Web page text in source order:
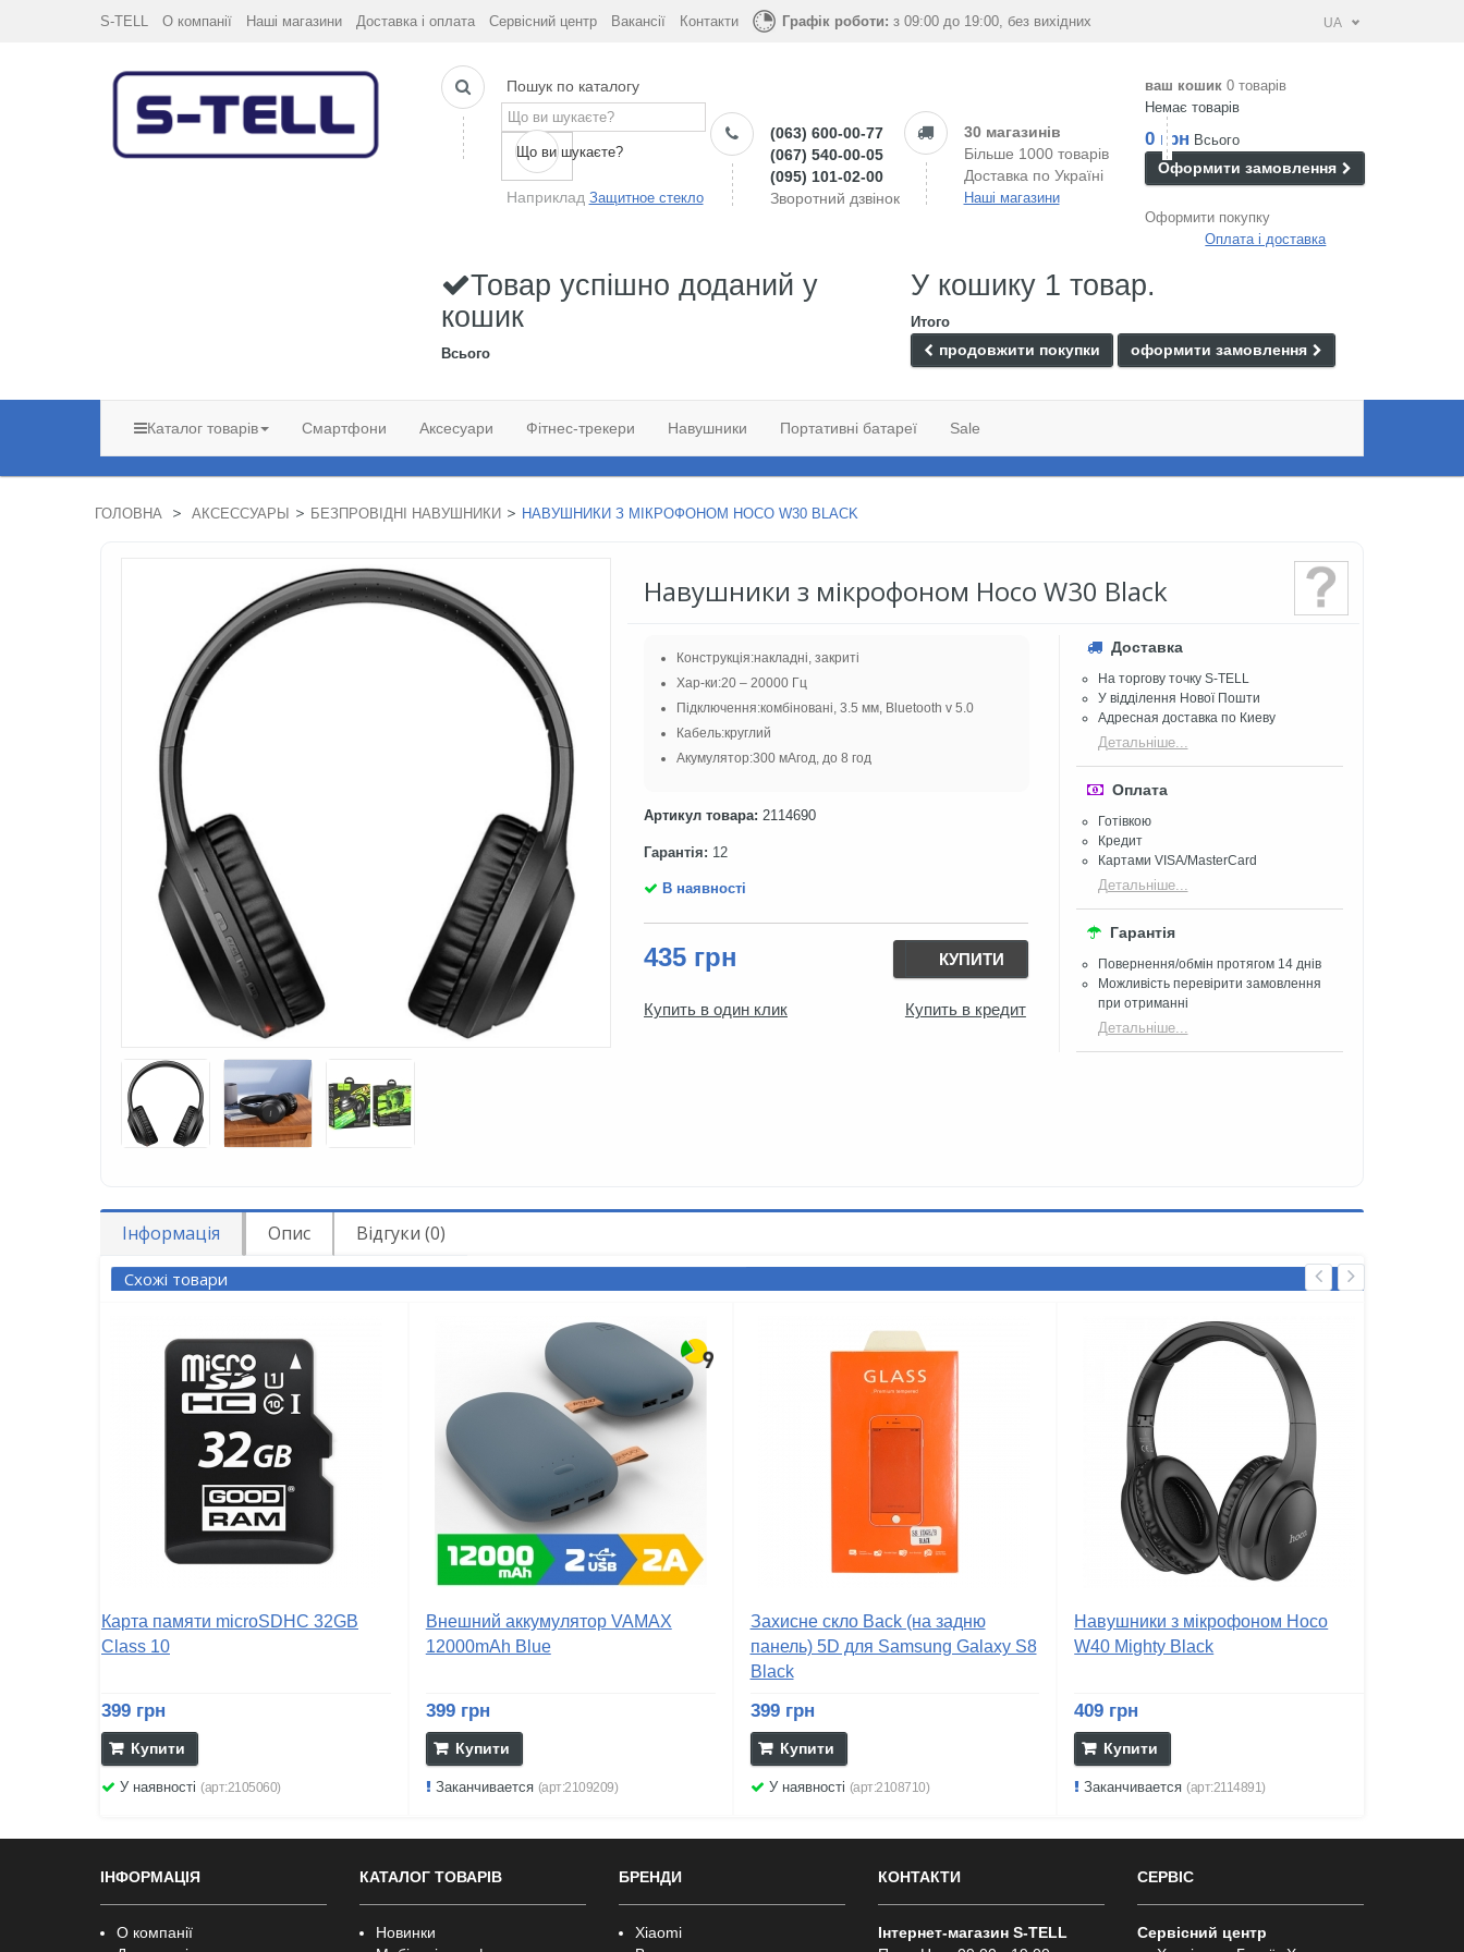
S-TELL О компанії Наші магазини Доставка і оплата Сервісний центр Вакансії Контакти Графік роботи: з 09:00 до 19:00, без вихідних UA
Пошук по каталогу
Що ви шукаєте?
Наприклад Защитное стекло
(063) 600-00-77
(067) 540-00-05
(095) 101-02-00
Зворотний дзвінок
30 магазинів
Більше 1000 товарів
Доставка по Україні
Наші магазини
ваш кошик 0 товарів
Немає товарів
0 грн Всього
Оформити замовлення
Оформити покупку
Оплата і доставка
Товар успішно доданий у
кошик
Всього
У кошику 1 товар.
Итого
продовжити покупки оформити замовлення
Каталог товарів Смартфони Аксесуари Фітнес-трекери Навушники Портативні батареї Sale
ГОЛОВНА > АКСЕССУАРЫ > БЕЗПРОВІДНІ НАВУШНИКИ > НАВУШНИКИ З МІКРОФОНОМ HOCO W30 BLACK
Навушники з мікрофоном Hoco W30 Black
Конструкція:накладні, закриті
Хар-ки:20 – 20000 Гц
Підключення:комбіновані, 3.5 мм, Bluetooth v 5.0
Кабель:круглий
Акумулятор:300 мАгод, до 8 год
Артикул товара: 2114690
Гарантія: 12
В наявності
435 грн КУПИТИ
Купить в один клик Купить в кредит
Доставка
На торгову точку S-TELL
У відділення Нової Пошти
Адресная доставка по Киеву
Детальніше...
Оплата
Готівкою
Кредит
Картами VISA/MasterCard
Детальніше...
Гарантія
Повернення/обмін протягом 14 днів
Можливість перевірити замовлення
при отриманні
Детальніше...
Інформація Опис Відгуки (0)
Схожі товари
Карта памяти microSDHC 32GB
Class 10
399 грн
Купити
У наявності (арт:2105060)
Внешний аккумулятор VAMAX
12000mAh Blue
399 грн
Купити
Заканчивается (арт:2109209)
Захисне скло Back (на задню
панель) 5D для Samsung Galaxy S8
Black
399 грн
Купити
У наявності (арт:2108710)
Навушники з мікрофоном Hoco
W40 Mighty Black
409 грн
Купити
Заканчивается(арт:2114891)
ІНФОРМАЦІЯ
О компанії
КАТАЛОГ ТОВАРІВ
Новинки
БРЕНДИ
Xiaomi
КОНТАКТИ
Інтернет-магазин S-TELL
СЕРВІС
Сервісний центр